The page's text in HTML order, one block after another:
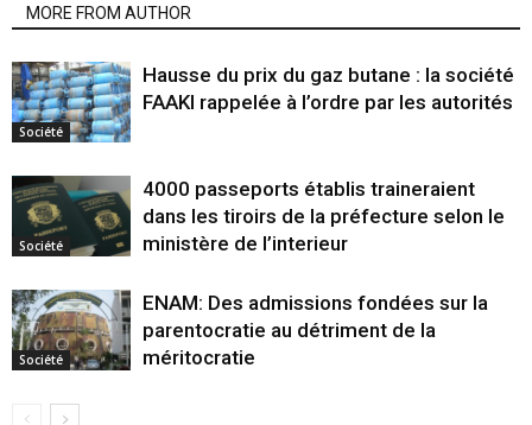
MORE FROM AUTHOR
Société
Hausse du prix du gaz butane : la société
FAAKI rappelée à l’ordre par les autorités
Société
4000 passeports établis traineraient
dans les tiroirs de la préfecture selon le
ministère de l’interieur
Société
ENAM: Des admissions fondées sur la
parentocratie au détriment de la
méritocratie